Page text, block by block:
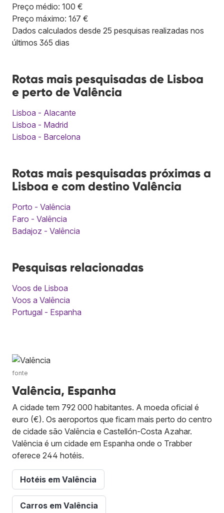
Preço médio: 100 €
Preço máximo: 167 €
Dados calculados desde 25 pesquisas realizadas nos
últimos 365 dias
Rotas mais pesquisadas de Lisboa
e perto de Valência
Lisboa - Alacante
Lisboa - Madrid
Lisboa - Barcelona
Rotas mais pesquisadas próximas a
Lisboa e com destino Valência
Porto - Valência
Faro - Valência
Badajoz - Valência
Pesquisas relacionadas
Voos de Lisboa
Voos a Valência
Portugal - Espanha
fonte
Valência, Espanha
A cidade tem 792 000 habitantes. A moeda oficial é
euro (€). Os aeroportos que ficam mais perto do centro
de cidade são Valência e Castellón-Costa Azahar.
Valência é um cidade em Espanha onde o Trabber
oferece 244 hotéis.
Hotéis em Valência
Carros em Valência